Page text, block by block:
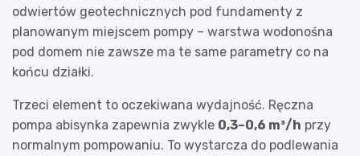
odwiertów geotechnicznych pod fundamenty z
planowanym miejscem pompy – warstwa wodonośna
pod domem nie zawsze ma te same parametry co na
końcu działki.
Trzeci element to oczekiwana wydajność. Ręczna
pompa abisynka zapewnia zwykle 0,3–0,6 m³/h przy
normalnym pompowaniu. To wystarcza do podlewania